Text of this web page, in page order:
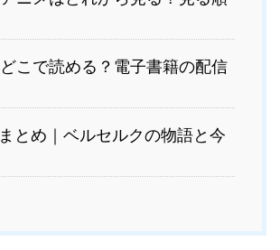
どこで読める？電子書籍の配信
まとめ｜ベルセルクの物語と今